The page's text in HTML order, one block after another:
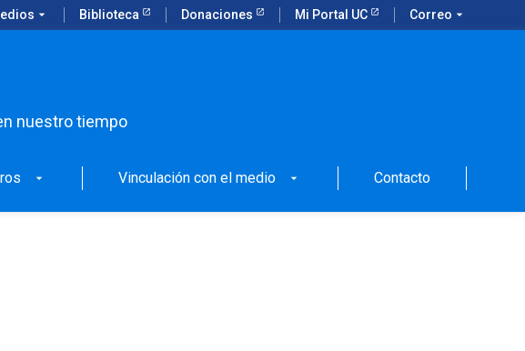
arrow_drop_down Biblioteca Donaciones Mi Portal UC Correo arrow_drop_down
nuestro tiempo
arrow_drop_down Vinculación con el medio arrow_drop_down Contacto